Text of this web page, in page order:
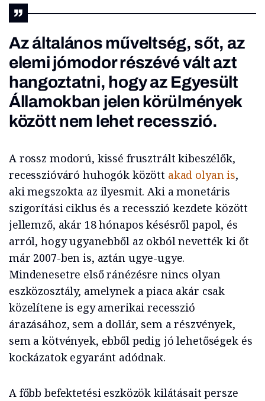
Az általános műveltség, sőt, az
elemi jómodor részévé vált azt
hangoztatni, hogy az Egyesült
Államokban jelen körülmények
között nem lehet recesszió.
A rossz modorú, kissé frusztrált kibeszélők,
recesszióváró huhogók között akad olyan is,
aki megszokta az ilyesmit. Aki a monetáris
szigorítási ciklus és a recesszió kezdete között
jellemző, akár 18 hónapos késésről papol, és
arról, hogy ugyanebből az okból nevették ki őt
már 2007-ben is, aztán ugye-ugye.
Mindenesetre első ránézésre nincs olyan
eszközosztály, amelynek a piaca akár csak
közelítene is egy amerikai recesszió
árazásához, sem a dollár, sem a részvények,
sem a kötvények, ebből pedig jó lehetőségek és
kockázatok egyaránt adódnak.
A főbb befektetési eszközök kilátásait persze